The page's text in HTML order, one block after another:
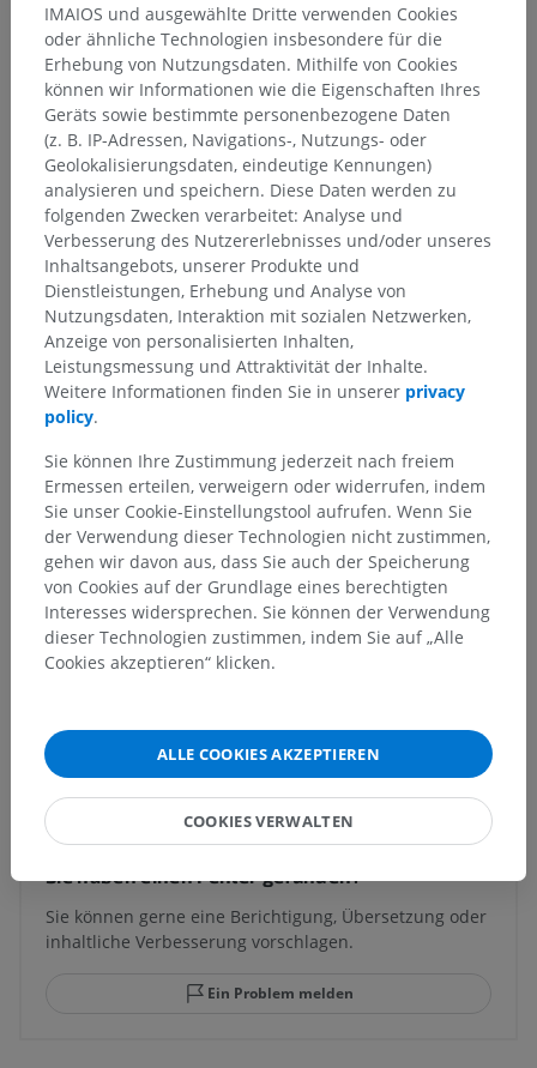
Anatomische Hierarchie
Tieranatomie
Nervensystem>
Pars peripherica; Systema nervosum periphericum
Rückenmarksnerven
Darunterliegende Strukturen: Für dieses anatomische
Teil gibt es keine zugehörigen Strukturen
Vergleichende Anatomie bei
Menschen
Übersetzungen
Sie können gerne eine Berichtigung, Übersetzung oder
inhaltliche Verbesserung vorschlagen.
Ein Problem melden
IMAIOS und ausgewählte Dritte verwenden Cookies
oder ähnliche Technologien insbesondere für die
Erhebung von Nutzungsdaten. Mithilfe von Cookies
können wir Informationen wie die Eigenschaften Ihres
Geräts sowie bestimmte personenbezogene Daten
(z. B. IP-Adressen, Navigations-, Nutzungs- oder
Geolokalisierungsdaten, eindeutige Kennungen)
analysieren und speichern. Diese Daten werden zu
folgenden Zwecken verarbeitet: Analyse und
Verbesserung des Nutzererlebnisses und/oder unseres
Inhaltsangebots, unserer Produkte und
Dienstleistungen, Erhebung und Analyse von
Nutzungsdaten, Interaktion mit sozialen Netzwerken,
Anzeige von personalisierten Inhalten,
Leistungsmessung und Attraktivität der Inhalte.
Weitere Informationen finden Sie in unserer privacy
policy.
Sie können Ihre Zustimmung jederzeit nach freiem
Ermessen erteilen, verweigern oder widerrufen, indem
Sie unser Cookie-Einstellungstool aufrufen. Wenn Sie
der Verwendung dieser Technologien nicht zustimmen,
gehen wir davon aus, dass Sie auch der Speicherung
von Cookies auf der Grundlage eines berechtigten
Interesses widersprechen. Sie können der Verwendung
dieser Technologien zustimmen, indem Sie auf „Alle
Cookies akzeptieren“ klicken.
ALLE COOKIES AKZEPTIEREN
COOKIES VERWALTEN